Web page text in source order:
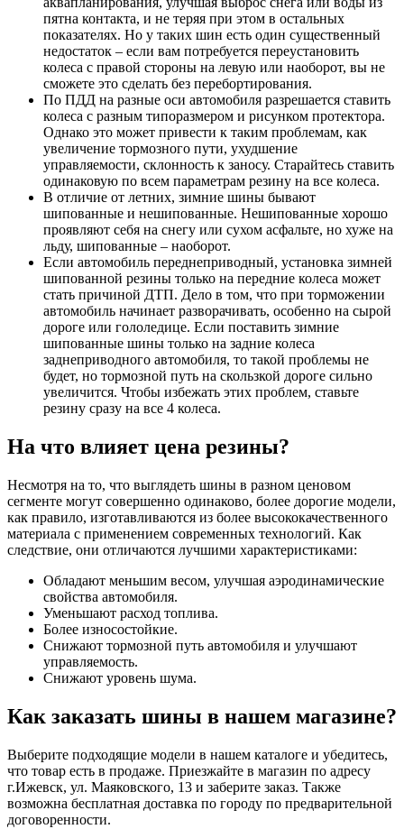
пятна контакта, и не теряя при этом в остальных
показателях. Но у таких шин есть один существенный
недостаток – если вам потребуется переустановить
колеса с правой стороны на левую или наоборот, вы не
сможете это сделать без перебортирования.
По ПДД на разные оси автомобиля разрешается ставить
колеса с разным типоразмером и рисунком протектора.
Однако это может привести к таким проблемам, как
увеличение тормозного пути, ухудшение
управляемости, склонность к заносу. Старайтесь ставить
одинаковую по всем параметрам резину на все колеса.
В отличие от летних, зимние шины бывают
шипованные и нешипованные. Нешипованные хорошо
проявляют себя на снегу или сухом асфальте, но хуже на
льду, шипованные – наоборот.
Если автомобиль переднеприводный, установка зимней
шипованной резины только на передние колеса может
стать причиной ДТП. Дело в том, что при торможении
автомобиль начинает разворачивать, особенно на сырой
дороге или гололедице. Если поставить зимние
шипованные шины только на задние колеса
заднеприводного автомобиля, то такой проблемы не
будет, но тормозной путь на скользкой дороге сильно
увеличится. Чтобы избежать этих проблем, ставьте
резину сразу на все 4 колеса.
На что влияет цена резины?
Несмотря на то, что выглядеть шины в разном ценовом
сегменте могут совершенно одинаково, более дорогие модели,
как правило, изготавливаются из более высококачественного
материала с применением современных технологий. Как
следствие, они отличаются лучшими характеристиками:
Обладают меньшим весом, улучшая аэродинамические
свойства автомобиля.
Уменьшают расход топлива.
Более износостойкие.
Снижают тормозной путь автомобиля и улучшают
управляемость.
Снижают уровень шума.
Как заказать шины в нашем магазине?
Выберите подходящие модели в нашем каталоге и убедитесь,
что товар есть в продаже. Приезжайте в магазин по адресу
г.Ижевск, ул. Маяковского, 13 и заберите заказ. Также
возможна бесплатная доставка по городу по предварительной
договоренности.